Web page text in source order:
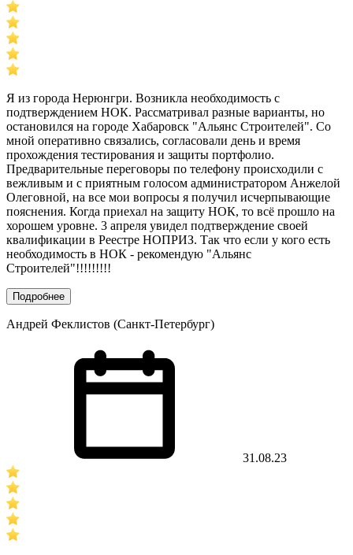
Я из города Нерюнгри. Возникла необходимость с
подтверждением НОК. Рассматривал разные варианты, но
остановился на городе Хабаровск "Альянс Строителей". Со
мной оперативно связались, согласовали день и время
прохождения тестирования и защиты портфолио.
Предварительные переговоры по телефону происходили с
вежливым и с приятным голосом администратором Анжелой
Олеговной, на все мои вопросы я получил исчерпывающие
пояснения. Когда приехал на защиту НОК, то всё прошло на
хорошем уровне. 3 апреля увидел подтверждение своей
квалификации в Реестре НОПРИЗ. Так что если у кого есть
необходимость в НОК - рекомендую "Альянс
Строителей"!!!!!!!!!
Подробнее
Андрей Феклистов (Санкт-Петербург)
31.08.23